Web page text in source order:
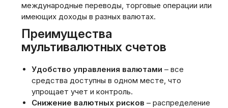
международные переводы, торговые операции или
имеющих доходы в разных валютах.
Преимущества
мультивалютных счетов
Удобство управления валютами – все
средства доступны в одном месте, что
упрощает учет и контроль.
Снижение валютных рисков – распределение